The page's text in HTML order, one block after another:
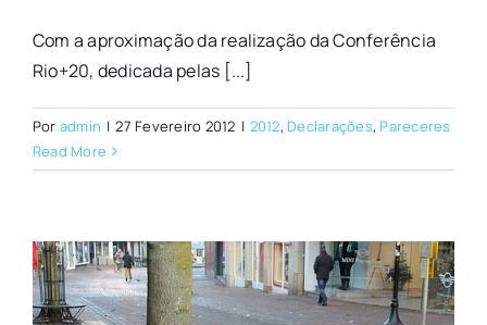
Com a aproximação da realização da Conferência
Rio+20, dedicada pelas [...]
Por admin | 27 Fevereiro 2012 | 2012, Declarações, Pareceres
Read More